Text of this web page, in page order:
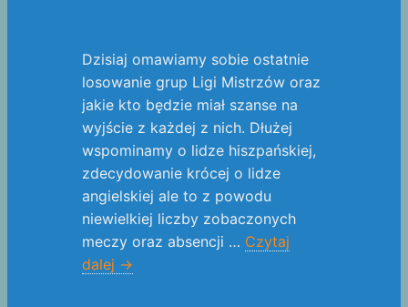
Dzisiaj omawiamy sobie ostatnie
losowanie grup Ligi Mistrzów oraz
jakie kto będzie miał szanse na
wyjście z każdej z nich. Dłużej
wspominamy o lidze hiszpańskiej,
zdecydowanie krócej o lidze
angielskiej ale to z powodu
niewielkiej liczby zobaczonych
meczy oraz absencji … Czytaj
dalej →